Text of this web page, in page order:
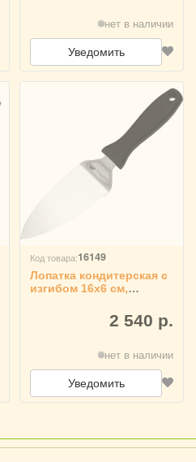
нет в наличии
Уведомить
Код товара:16149
Лопатка кондитерская с
изгибом 16х6 см,
2 540 р.
нет в наличии
Уведомить